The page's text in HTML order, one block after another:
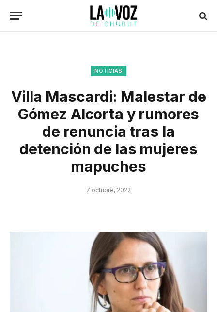
NOTICIAS
Villa Mascardi: Malestar de
Gómez Alcorta y rumores
de renuncia tras la
detención de las mujeres
mapuches
7 octubre, 2022